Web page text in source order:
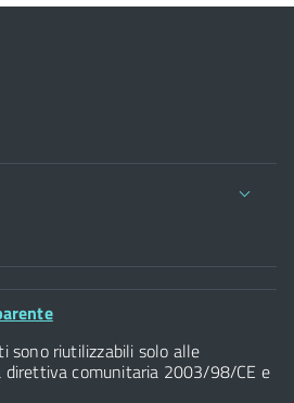
Firenze
sono riutilizzabili solo alle
direttiva comunitaria 2003/98/CE e